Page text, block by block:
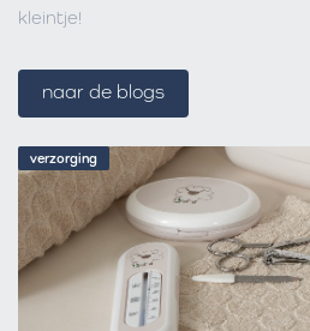
verzorging
kleintje!
naar de blogs